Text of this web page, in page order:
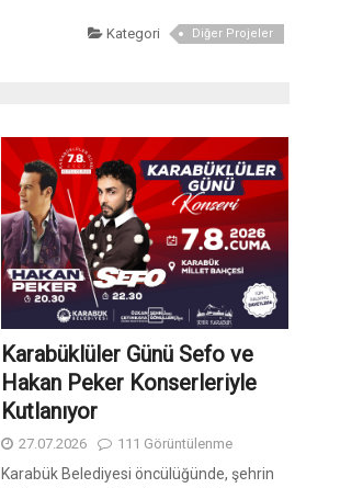
Kategori Diğer Projeler
Karabüklüler Günü Sefo ve
Hakan Peker Konserleriyle
Kutlanıyor
27.07.2026 111 Görüntülenme
Karabük Belediyesi öncülüğünde, şehrin